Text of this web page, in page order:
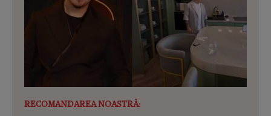
RECOMANDAREA NOASTRĂ: